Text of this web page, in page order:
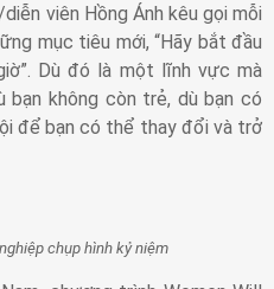
viên Hồng Ánh kêu gọi mỗi
mục tiêu mới, “Hãy bắt đầu
Dù đó là một lĩnh vực mà
bạn không còn trẻ, dù bạn có
để bạn có thể thay đổi và trở
chụp hình kỷ niệm